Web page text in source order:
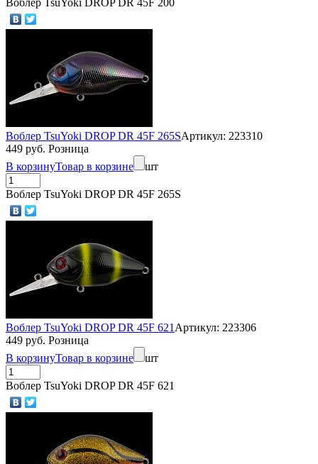
Воблер TsuYoki DROP DR 45F 265SАртикул: 223310
449 руб. Розница
В корзинуТовар в корзине шт
Воблер TsuYoki DROP DR 45F 265S
Воблер TsuYoki DROP DR 45F 621 Артикул: 223306
449 руб. Розница
В корзинуТовар в корзине шт
Воблер TsuYoki DROP DR 45F 621